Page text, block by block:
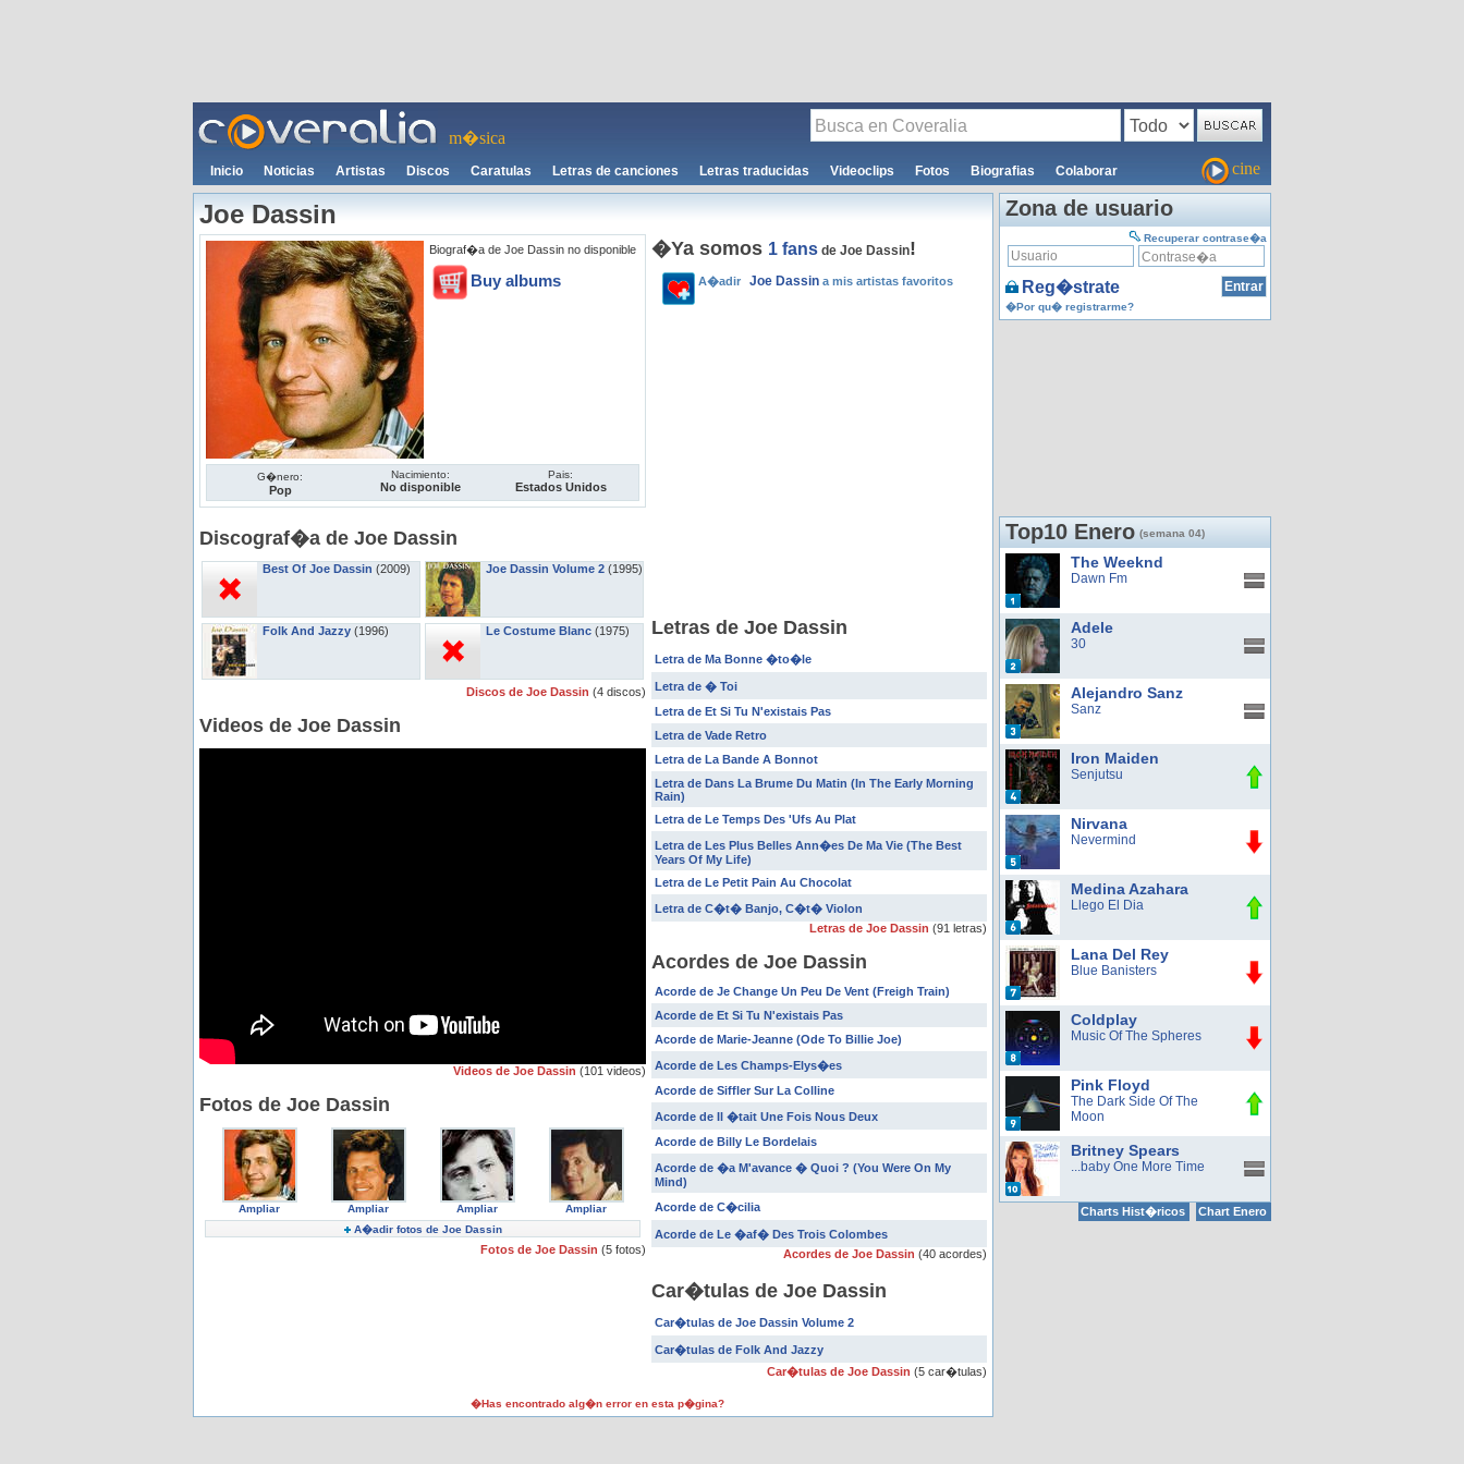
m�sica
Inicio Noticias Artistas Discos Caratulas Letras de canciones Letras traducidas Videoclips Fotos Biografias Colaborar cine
Joe Dassin
Biograf�a de Joe Dassin no disponible
Buy albums
G�nero:
Pop
Nacimiento:
No disponible
Pais:
Estados Unidos
Discograf�a de Joe Dassin
Best Of Joe Dassin (2009)
Folk And Jazzy (1996)
Joe Dassin Volume 2 (1995)
Le Costume Blanc (1975)
Discos de Joe Dassin (4 discos)
Videos de Joe Dassin
Videos de Joe Dassin (101 videos)
Fotos de Joe Dassin
Ampliar Ampliar Ampliar
Ampliar
A�adir fotos de Joe Dassin
Fotos de Joe Dassin (5 fotos)
�Ya somos 1 fans de Joe Dassin!
A�adir Joe Dassin a mis artistas favoritos
Letras de Joe Dassin
Letra de Ma Bonne �to�le
Letra de � Toi
Letra de Et Si Tu N'existais Pas
Letra de Vade Retro
Letra de La Bande A Bonnot
Letra de Dans La Brume Du Matin (In The Early Morning
Rain)
Letra de Le Temps Des 'Ufs Au Plat
Letra de Les Plus Belles Ann�es De Ma Vie (The Best
Years Of My Life)
Letra de Le Petit Pain Au Chocolat
Letra de C�t� Banjo, C�t� Violon
Letras de Joe Dassin (91 letras)
Acordes de Joe Dassin
Acorde de Je Change Un Peu De Vent (Freigh Train)
Acorde de Et Si Tu N'existais Pas
Acorde de Marie-Jeanne (Ode To Billie Joe)
Acorde de Les Champs-Elys�es
Acorde de Siffler Sur La Colline
Acorde de Il �tait Une Fois Nous Deux
Acorde de Billy Le Bordelais
Acorde de �a M'avance � Quoi ? (You Were On My
Mind)
Acorde de C�cilia
Acorde de Le �af� Des Trois Colombes
Acordes de Joe Dassin (40 acordes)
Car�tulas de Joe Dassin
Car�tulas de Joe Dassin Volume 2
Car�tulas de Folk And Jazzy
Car�tulas de Joe Dassin (5 car�tulas)
�Has encontrado alg�n error en esta p�gina?
Zona de usuario
Recuperar contrase�a
Reg�strate
�Por qu� registrarme?
Top10 Enero (semana 04)
The Weeknd
Dawn Fm
Adele
30
Alejandro Sanz
Sanz
Iron Maiden
Senjutsu
Nirvana
Nevermind
Medina Azahara
Llego El Dia
Lana Del Rey
Blue Banisters
Coldplay
Music Of The Spheres
Pink Floyd
The Dark Side Of The
Moon
Britney Spears
...baby One More Time
Charts Hist�ricos Chart Enero